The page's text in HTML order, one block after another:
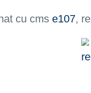
cu cms e107,